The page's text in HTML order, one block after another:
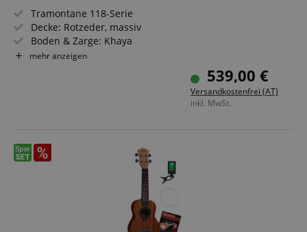
Tramontane 118-Serie
Decke: Rotzeder, massiv
Boden & Zarge: Khaya
Griffbrett/Hals: Brown BrankoWood / Khaya
mehr anzeigen
539,00 €
Versandkostenfrei (AT)
inkl. MwSt.